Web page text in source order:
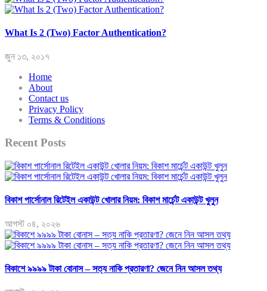
What Is 2 (Two) Factor Authentication?
জুন ১৩, ২০১৭
Home
About
Contact us
Privacy Policy
Terms & Conditions
Recent Posts
বিকাশ পার্সোনাল রিটেইল একাউন্ট খোলার নিয়ম: বিকাশ মার্চেন্ট একাউন্ট খুলুন
আগস্ট ০৪, ২০২৬
বিকাশে ৯৯৯৯ টাকা বোনাস – সত্য নাকি প্রতারণা? জেনে নিন আসল তথ্য